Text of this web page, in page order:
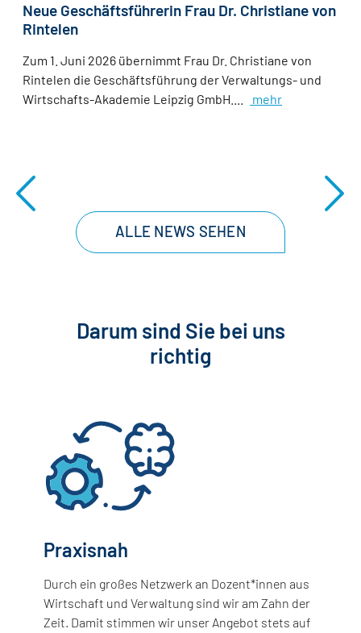
Neue Geschäftsführerin Frau Dr. Christiane von
Rintelen
Zum 1. Juni 2026 übernimmt Frau Dr. Christiane von
Rintelen die Geschäftsführung der Verwaltungs- und
Wirtschafts-Akademie Leipzig GmbH....
mehr
ALLE NEWS SEHEN
Darum sind Sie bei uns
richtig
Praxisnah
Durch ein großes Netzwerk an Dozent*innen aus
Wirtschaft und Verwaltung sind wir am Zahn der
Zeit. Damit stimmen wir unser Angebot stets auf